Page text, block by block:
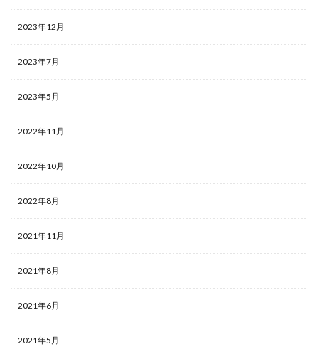
2023年12月
2023年7月
2023年5月
2022年11月
2022年10月
2022年8月
2021年11月
2021年8月
2021年6月
2021年5月